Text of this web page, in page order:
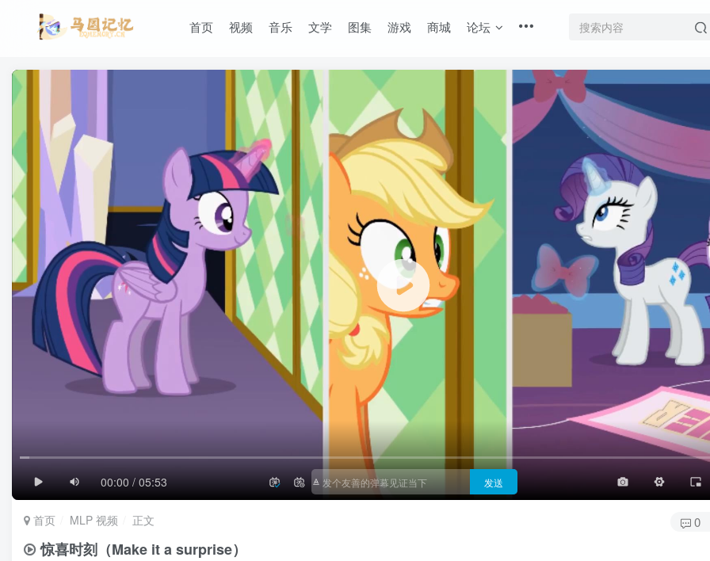
首页 视频 音乐 文学 图集 游戏 商城 论坛
00:00 / 05:53
滚动
防止弹幕重叠
同步视频速度
半屏
滚动 顶部 底部
发送
首页 MLP 视频 正文 0
惊喜时刻（Make it a surprise）